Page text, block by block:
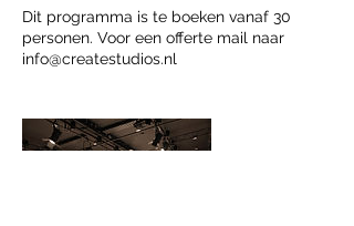
Dit programma is te boeken vanaf 30
personen. Voor een offerte mail naar